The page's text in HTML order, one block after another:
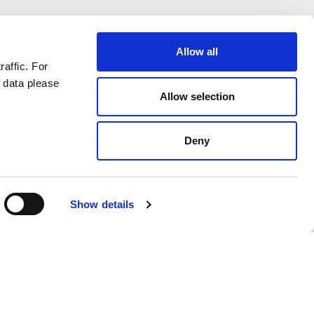
For
please
Show details
Allow all
Allow selection
Deny